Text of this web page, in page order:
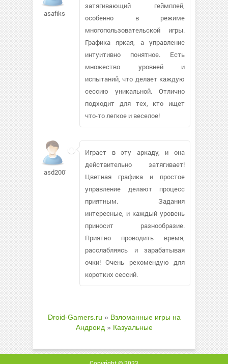
asafiks512
затягивающий геймплей,
особенно в режиме
многопользовательской игры.
Графика яркая, а управление
интуитивно понятное. Есть
множество уровней и
испытаний, что делает каждую
сессию уникальной. Отлично
подходит для тех, кто ищет
что-то легкое и веселое!
asd2007
Играет в эту аркаду, и она
действительно затягивает!
Цветная графика и простое
управление делают процесс
приятным. Задания
интересные, и каждый уровень
приносит разнообразие.
Приятно проводить время,
расслабляясь и зарабатывая
очки! Очень рекомендую для
коротких сессий.
Droid-Gamers.ru » Взломанные игры на
Андроид » Казуальные